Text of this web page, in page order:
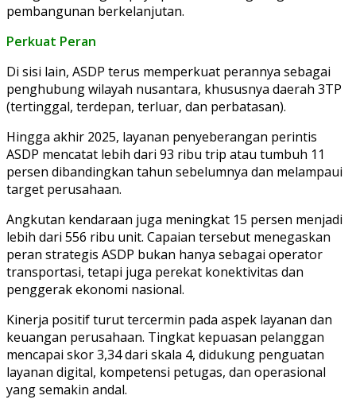
pembangunan berkelanjutan.
Perkuat Peran
Di sisi lain, ASDP terus memperkuat perannya sebagai
penghubung wilayah nusantara, khususnya daerah 3TP
(tertinggal, terdepan, terluar, dan perbatasan).
Hingga akhir 2025, layanan penyeberangan perintis
ASDP mencatat lebih dari 93 ribu trip atau tumbuh 11
persen dibandingkan tahun sebelumnya dan melampaui
target perusahaan.
Angkutan kendaraan juga meningkat 15 persen menjadi
lebih dari 556 ribu unit. Capaian tersebut menegaskan
peran strategis ASDP bukan hanya sebagai operator
transportasi, tetapi juga perekat konektivitas dan
penggerak ekonomi nasional.
Kinerja positif turut tercermin pada aspek layanan dan
keuangan perusahaan. Tingkat kepuasan pelanggan
mencapai skor 3,34 dari skala 4, didukung penguatan
layanan digital, kompetensi petugas, dan operasional
yang semakin andal.